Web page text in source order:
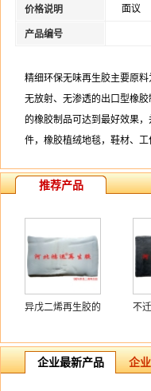
价格说明 面议
产品编号
精细环保无味再生胶主要原
无放射、无渗透的出口型橡
的橡胶制品可达到最好效果
件，橡胶植绒地毯，鞋材、
推荐产品
异戊二烯再生胶的
不
企业最新产品 企